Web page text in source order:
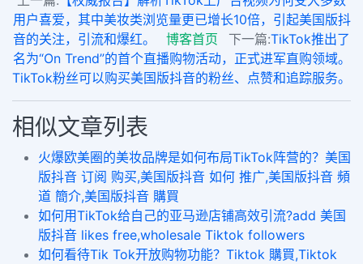
用户喜爱，其中美妆类浏览量更已增长10倍，引起美国版抖
音的关注，引流和爆红。
博客首页 下一篇:TikTok推出了
名为“On Trend”的首个直播购物活动，正式进军直购领域。
TikTok粉丝可以购买美国版抖音的粉丝、点赞和追踪服务。
相似文章列表
火爆欧美圈的美妆品牌是如何布局TikTok阵营的？美国
版抖音 订阅 购买,美国版抖音 如何 推广,美国版抖音 頻
道 簡介,美国版抖音 購買
如何用TikTok给自己的亚马逊店铺高效引流?add 美国
版抖音 likes free,wholesale Tiktok followers
如何看待Tik Tok开放购物功能？Tiktok 購買,Tiktok